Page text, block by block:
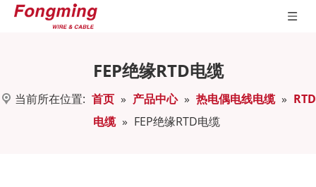
FEP绝缘RTD电缆
当前所在位置: 首页 » 产品中心 » 热电偶电线电缆 » RTD
电缆 » FEP绝缘RTD电缆